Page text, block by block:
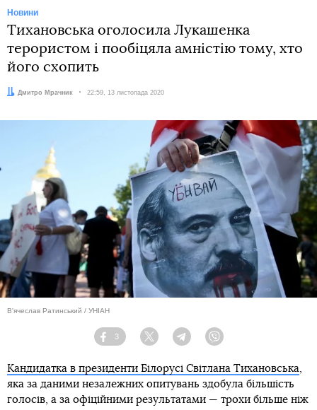
Новини
Тихановська оголосила Лукашенка
терористом і пообіцяла амністію тому, хто
його схопить
Автор:
Дмитро Мрачник Дата:
22:59, 13 листопада 2020
В'ячеслав Ратинський / УНІАН
Facebook
3
Twitter TelegramViber
Кандидатка в президенти Білорусі Світлана Тихановська
яка за даними незалежних опитувань здобула більшість
голосів, а за офіційними результатами — трохи більше ніж